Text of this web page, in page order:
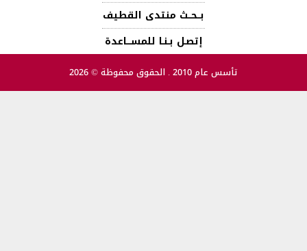
بــحــث منتدى القطيف
إتصـل بـنـا للمســـاعدة
تأسس عام 2010 . الحقوق محفوظة © 2026